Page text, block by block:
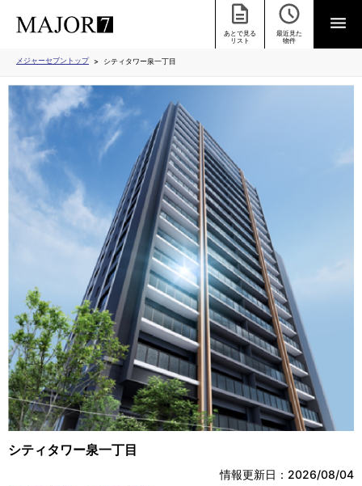
あとで見る
リスト
最近見た
物件
メジャーセブントップ シティタワー泉一丁目
シティタワー泉一丁目
情報更新日：2026/08/04